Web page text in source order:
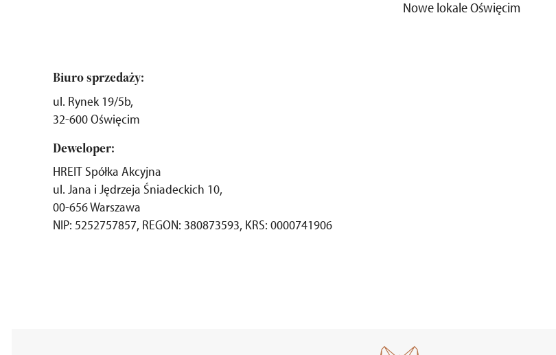
Nowe lokale Oświęcim
Biuro sprzedaży:
ul. Rynek 19/5b,
32-600 Oświęcim
Deweloper:
HREIT Spółka Akcyjna
ul. Jana i Jędrzeja Śniadeckich 10,
00-656 Warszawa
NIP: 5252757857, REGON: 380873593, KRS: 0000741906